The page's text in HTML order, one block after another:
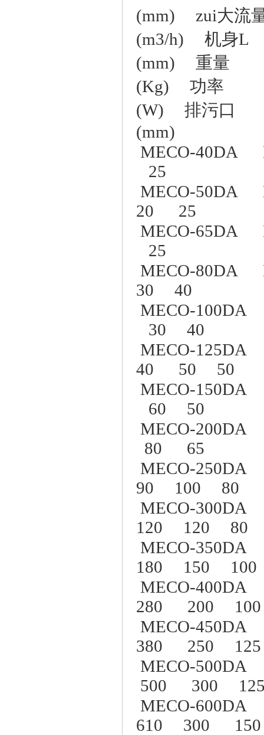
(mm) zui大流
(m3/h) 机身L
(mm) 重量
(Kg) 功率
(W) 排污口
(mm)
MECO-
25
MECO-
20 25
MECO-
25
MECO-
30 40
MECO-
30 40
MECO-
40 50 50
MECO-
60 50
MECO-
80 65
MECO-
90 100 80
MECO-
120 120 80
MECO-
180 150 100
MECO-
280 200 100
MECO-
380 250 125
MECO-
500 300
MECO-
610 300 150